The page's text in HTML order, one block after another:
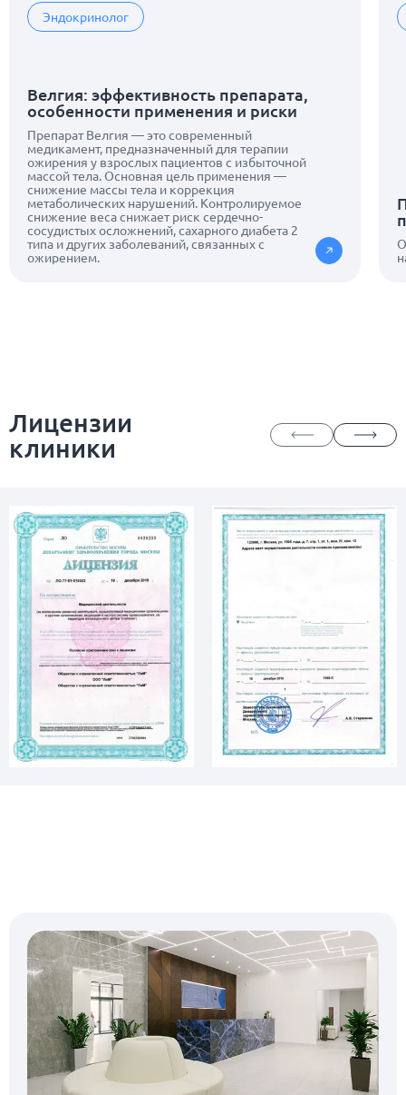
Эндокринолог
Велгия: эффективность препарата,
особенности применения и риски
Препарат Велгия — это современный
медикамент, предназначенный для терапии
ожирения у взрослых пациентов с избыточной
массой тела. Основная цель применения —
снижение массы тела и коррекция
метаболических нарушений. Контролируемое
снижение веса снижает риск сердечно-
сосудистых осложнений, сахарного диабета 2
типа и других заболеваний, связанных с
ожирением.
Лицензии
клиники